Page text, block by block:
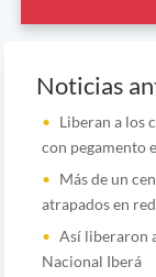
Noticias
Liberan a los
con pegamento
Más de un
atrapados en
Así liberaron
Nacional Iberá